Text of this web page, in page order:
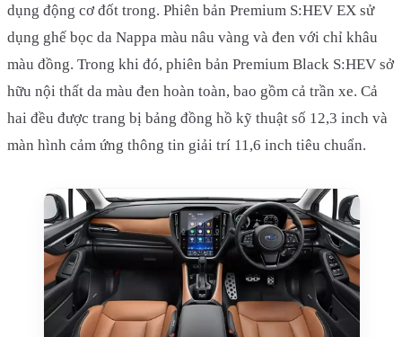
dụng động cơ đốt trong. Phiên bản Premium S:HEV EX sử
dụng ghế bọc da Nappa màu nâu vàng và đen với chỉ khâu
màu đồng. Trong khi đó, phiên bản Premium Black S:HEV sở
hữu nội thất da màu đen hoàn toàn, bao gồm cả trần xe. Cả
hai đều được trang bị bảng đồng hồ kỹ thuật số 12,3 inch và
màn hình cảm ứng thông tin giải trí 11,6 inch tiêu chuẩn.